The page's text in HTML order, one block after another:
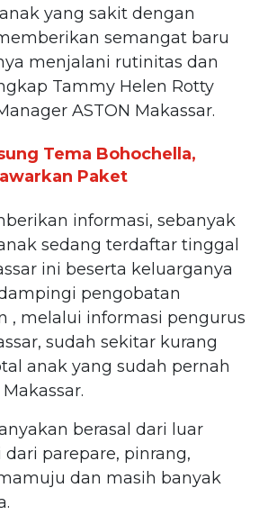
yang sakit dengan
semangat baru
menjalani rutinitas dan
Tammy Helen Rotty
ASTON Makassar.
Tema Bohochella,
Paket
informasi, sebanyak
sedang terdaftar tinggal
ini beserta keluarganya
pengobatan
, melalui informasi pengurus
sudah sekitar kurang
anak yang sudah pernah
berasal dari luar
dari parepare, pinrang,
dan masih banyak